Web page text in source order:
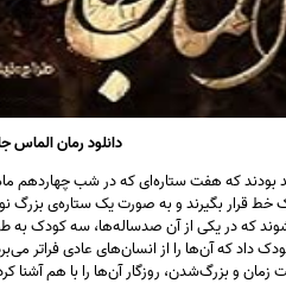
دانلود رمان الماس
بودند که هفت ستاره‌ای که در شب چهاردهم
خط قرار بگیرند و به صورت یک ستاره‌ی بزرگ
که در یکی از آن صدساله‌ها، سه کودک به
داد که آن‌ها را از انسان‌های عادی فراتر
و بزرگ‌شدن، روزگار آن‌ها را با هم